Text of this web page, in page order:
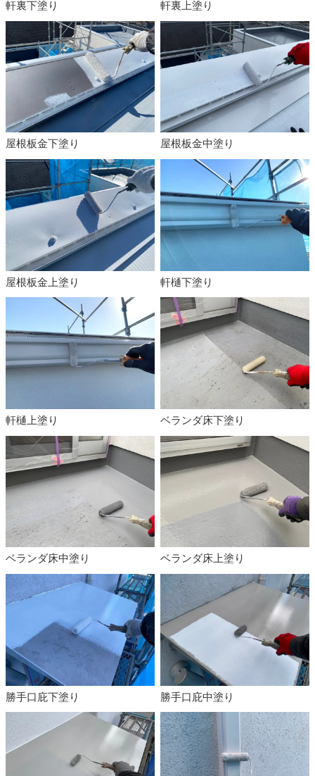
軒裏下塗り 軒裏上塗り
屋根板金下塗り 屋根板金中塗り
屋根板金上塗り 軒樋下塗り
軒樋上塗り ベランダ床下塗り
ベランダ床中塗り ベランダ床上塗り
勝手口庇下塗り 勝手口庇中塗り